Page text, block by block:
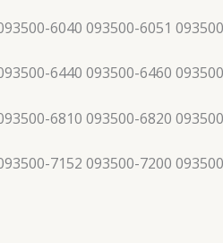
6040 093500-6051
6440 093500-6460
6810 093500-6820
7152 093500-7200